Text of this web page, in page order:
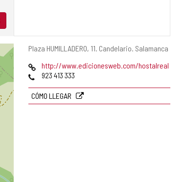
Dirección
Plaza HUMILLADERO, 11. Candelario. Salamanca
Página
Web
http://www.edicionesweb.com/hostalreal
Teléfonos
923 413 333
CÓMO LLEGAR